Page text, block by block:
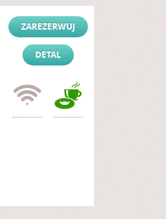
ZAREZERWUJ
DETAL